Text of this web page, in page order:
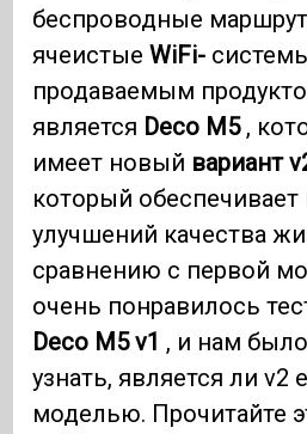
беспроводные
ячеистыеWiFi-
продаваемым
является Deco M5,
имеет новый вариант
который обеспечивает
улучшений качества
сравнению с первой
очень понравилось
Deco M5 v1 , и нам
узнать, является ли v2
моделью. Прочитайте